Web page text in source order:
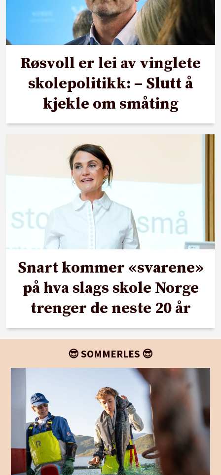
Røsvoll er lei av vinglete
skolepolitikk: – Slutt å
kjekle om småting
Snart kommer «svarene»
på hva slags skole Norge
trenger de neste 20 år
😎 SOMMERLES 😎